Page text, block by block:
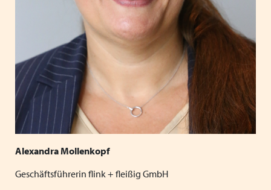
Alexandra Mollenkopf
Geschäftsführerin flink + fleißig GmbH